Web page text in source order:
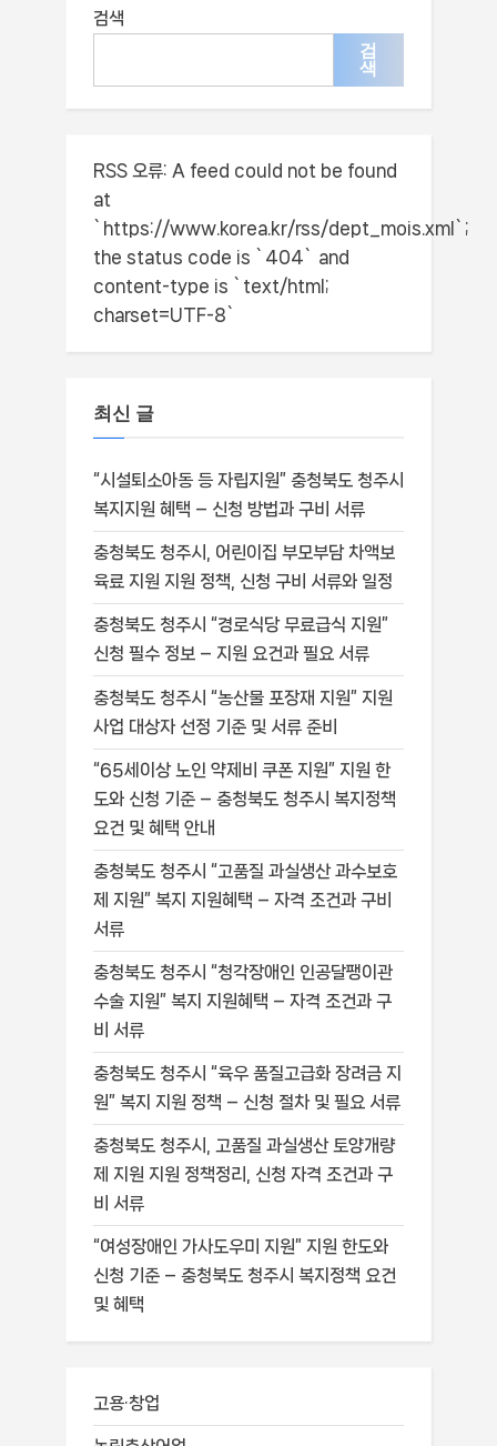
검색
검
색
RSS 오류: A feed could not be found
at
`https://www.korea.kr/rss/dept_mois.xml`;
the status code is `404` and
content-type is `text/html;
charset=UTF-8`
최신 글
“시설퇴소아동 등 자립지원” 충청북도 청주시
복지지원 혜택 – 신청 방법과 구비 서류
충청북도 청주시, 어린이집 부모부담 차액보
육료 지원 지원 정책, 신청 구비 서류와 일정
충청북도 청주시 “경로식당 무료급식 지원”
신청 필수 정보 – 지원 요건과 필요 서류
충청북도 청주시 “농산물 포장재 지원” 지원
사업 대상자 선정 기준 및 서류 준비
“65세이상 노인 약제비 쿠폰 지원” 지원 한
도와 신청 기준 – 충청북도 청주시 복지정책
요건 및 혜택 안내
충청북도 청주시 “고품질 과실생산 과수보호
제 지원” 복지 지원혜택 – 자격 조건과 구비
서류
충청북도 청주시 “청각장애인 인공달팽이관
수술 지원” 복지 지원혜택 – 자격 조건과 구
비 서류
충청북도 청주시 “육우 품질고급화 장려금 지
원” 복지 지원 정책 – 신청 절차 및 필요 서류
충청북도 청주시, 고품질 과실생산 토양개량
제 지원 지원 정책정리, 신청 자격 조건과 구
비 서류
“여성장애인 가사도우미 지원” 지원 한도와
신청 기준 – 충청북도 청주시 복지정책 요건
및 혜택
고용·창업